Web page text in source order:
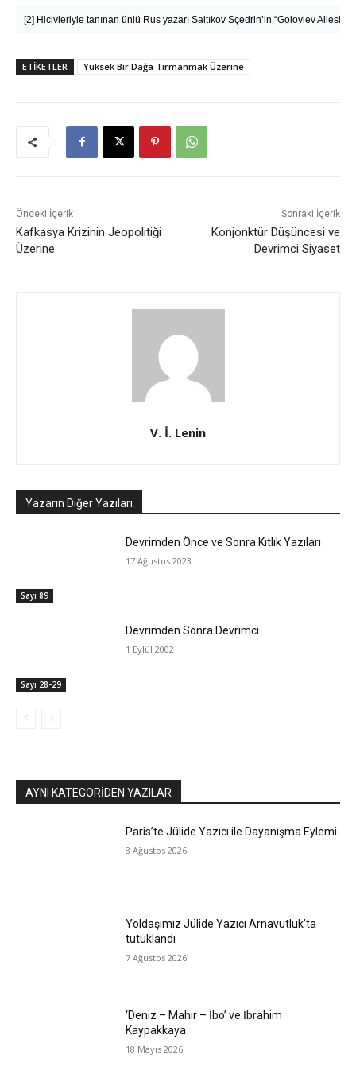
[2] Hicivleriyle tanınan ünlü Rus yazarı Saltıkov Sçedrin’in “Golovlev
ETIKETLER Yüksek Bir Dağa Tırmanmak Üzerine
Önceki İçerik
Kafkasya Krizinin Jeopolitiği
Üzerine
Sonraki İçerik
Konjonktür Düşüncesi ve
Devrimci Siyaset
V. İ. Lenin
Yazarın Diğer Yazıları
Sayı 89
Devrimden Önce ve Sonra Kıtlık Yazıları
17 Ağustos 2023
Sayı 28-29
Devrimden Sonra Devrimci
1 Eylül 2002
AYNI KATEGORIDEN YAZILAR
Paris’te Jülide Yazıcı ile Dayanışma Eylemi
8 Ağustos 2026
Yoldaşımız Jülide Yazıcı Arnavutluk’ta
tutuklandı
7 Ağustos 2026
‘Deniz – Mahir – İbo’ ve İbrahim
Kaypakkaya
18 Mayıs 2026